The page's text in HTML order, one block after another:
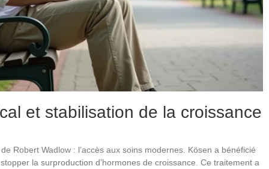
et stabilisation de la croissance
Robert Wadlow : l’accès aux soins modernes. Kösen a bénéficié
la surproduction d’hormones de croissance. Ce traitement a